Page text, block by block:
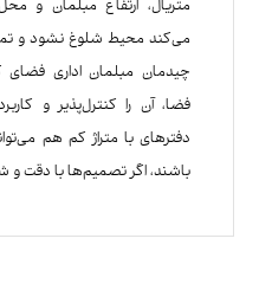
متریال، ارتفاع مبلمان و
می‌کند محیط شلوغ نشود و
چیدمان مبلمان اداری
فضا، آن را کنترل‌پذیر و
دفترهای با متراژ کم هم
باشند، اگر تصمیم‌ها با دقت و